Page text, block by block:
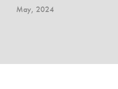
May, 2024